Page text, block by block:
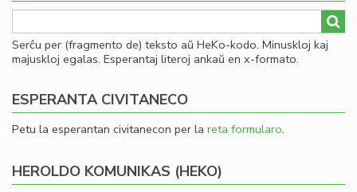
Serĉu per (fragmento de) teksto aŭ HeKo-kodo. Minuskloj kaj
majuskloj egalas. Esperantaj literoj ankaŭ en x-formato.
ESPERANTA CIVITANECO
Petu la esperantan civitanecon per la reta formularo.
HEROLDO KOMUNIKAS (HEKO)